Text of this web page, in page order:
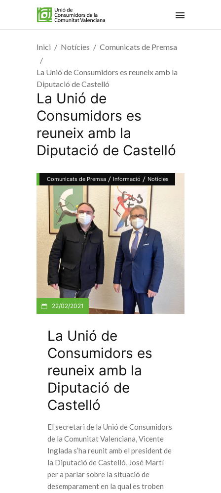
Inici Notícies Comunicats de Premsa
La Unió de Consumidors es reuneix amb la
Diputació de Castelló
La Unió de
Consumidors es
reuneix amb la
Diputació de Castelló
Comunicats de Premsa / Informació / Notícies
22/02/2021
La Unió de
Consumidors es
reuneix amb la
Diputació de
Castelló
El secretari de la Unió de Consumidors
de la Comunitat Valenciana, Vicente
Inglada s’ha reunit amb el president de
la Diputació de Castelló, José Martí
per a parlar sobre la situació de
desemparament en la qual es troben